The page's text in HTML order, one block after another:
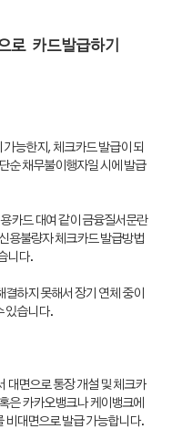
로 카드발급하기
능한지, 체크카드 발급이 되
순 채무불이행자일 시에 발급
카드 대여 같이 금융질서문란
용불량자 체크카드 발급방법
니다.
하지 못해서 장기 연체 중이
있습니다.
대면으로 통장 개설 및 체크카
은 카카오뱅크나 케이뱅크에
비대면으로 발급 가능합니다.